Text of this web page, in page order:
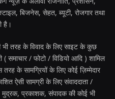
बिजनेस, सेहत, ब्यूटी, रोजगार तथा
है।
तरह के विवाद के लिए साइट के कुछ
( समाचार / फोटो / विडियो आदि ) शामिल
के सामग्रियों के लिए कोई ज़िम्मेदार
ऐसी सामग्री के लिए संवाददाता /
मुद्रक, प्रकाशक, संपादक की कोई भी